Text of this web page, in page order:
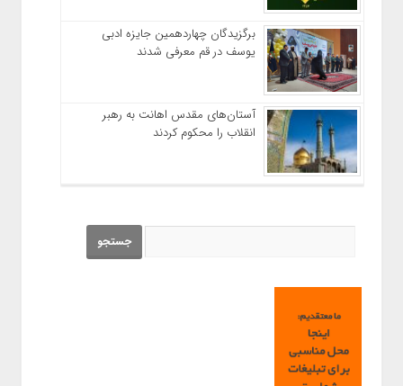
برگزیدگان چهاردهمین جایزه ادبی
یوسف در قم معرفی شدند
آستان‌های مقدس اهانت به رهبر
انقلاب را محکوم کردند